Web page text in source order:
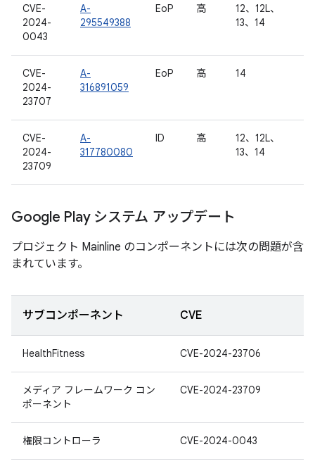
CVE-
2024-
0043
A-
295549388
EoP 高
12、12L、
13、14
CVE-
2024-
23707
A-
316891059
EoP 高 14
CVE-
2024-
23709
A-
317780080
ID 高
12、12L、
13、14
Google Play システム アップデート
プロジェクト Mainline のコンポーネントには次の問題が含
まれています。
サブコンポーネント CVE
HealthFitness CVE-2024-23706
メディア フレームワーク コン
ポーネント
CVE-2024-23709
権限コントローラ CVE-2024-0043